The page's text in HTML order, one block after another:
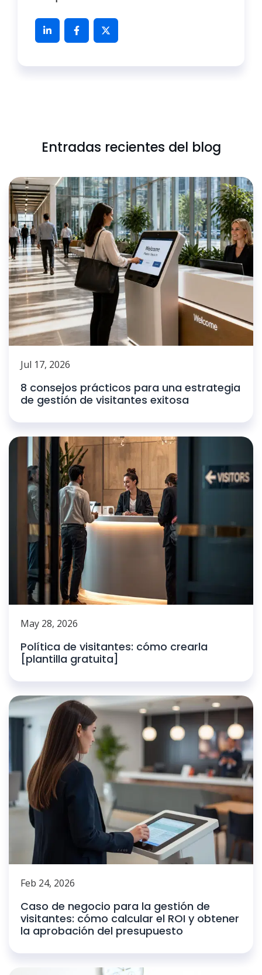
Entradas recientes del blog
Jul 17, 2026
8 consejos prácticos para una estrategia
de gestión de visitantes exitosa
May 28, 2026
Política de visitantes: cómo crearla
[plantilla gratuita]
Feb 24, 2026
Caso de negocio para la gestión de
visitantes: cómo calcular el ROI y obtener
la aprobación del presupuesto